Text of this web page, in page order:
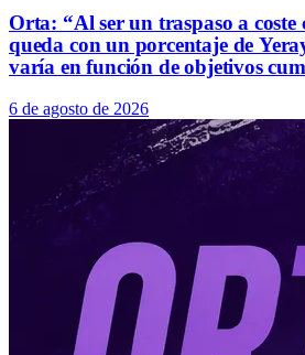
Orta: “Al ser un traspaso a coste
queda con un porcentaje de
varía en función de objetivos
6 de agosto de 2026